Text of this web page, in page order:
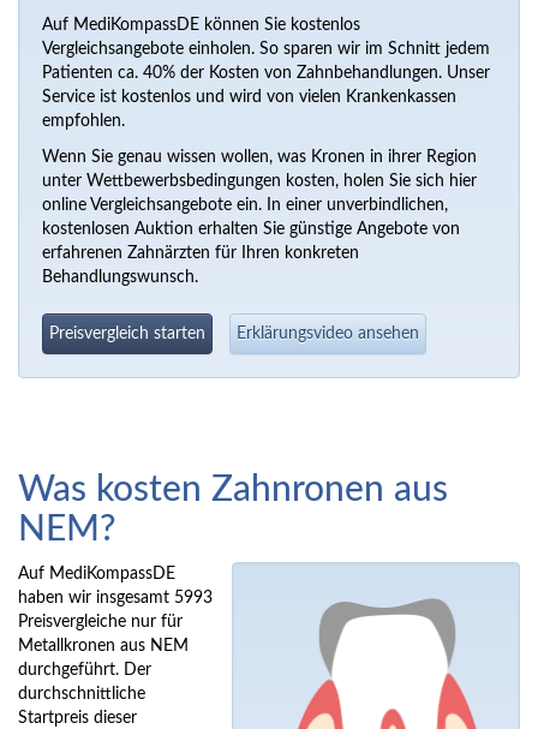
Auf MediKompassDE können Sie kostenlos
Vergleichsangebote einholen. So sparen wir im Schnitt jedem
Patienten ca. 40% der Kosten von Zahnbehandlungen. Unser
Service ist kostenlos und wird von vielen Krankenkassen
empfohlen.
Wenn Sie genau wissen wollen, was Kronen in ihrer Region
unter Wettbewerbsbedingungen kosten, holen Sie sich hier
online Vergleichsangebote ein. In einer unverbindlichen,
kostenlosen Auktion erhalten Sie günstige Angebote von
erfahrenen Zahnärzten für Ihren konkreten
Behandlungswunsch.
Preisvergleich starten Erklärungsvideo ansehen
Was kosten Zahnronen aus
NEM?
Auf MediKompassDE
haben wir insgesamt 5993
Preisvergleiche nur für
Metallkronen aus NEM
durchgeführt. Der
durchschnittliche
Startpreis dieser